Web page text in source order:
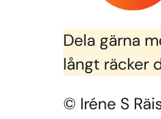
Dela gärna
långt räcker
© Iréne S